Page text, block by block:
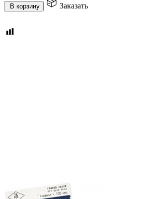
В корзину Заказать